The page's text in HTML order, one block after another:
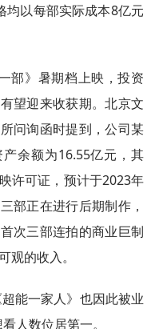
均以每部实际成本8亿元
部》暑期档上映，投资
望迎来收获期。北京文
问询函时提到，公司某
余额为16.55亿元，其
许可证，预计于2023年
部正在进行后期制作，
次三部连拍的商业巨制
观的收入。
能一家人》也因此被业
人数位居第一。